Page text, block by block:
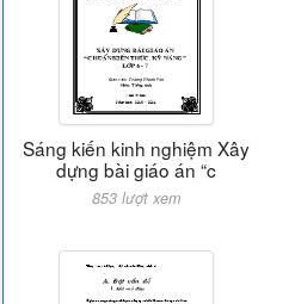
Sáng kiến kinh nghiệm Xây
dựng bài giáo án “c
853 lượt xem